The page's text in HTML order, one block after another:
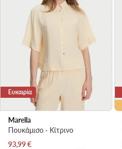
Ευκαιρία
Marella
Πουκάμισο · Κίτρινο
Τρέχουσα τιμή
93,99€